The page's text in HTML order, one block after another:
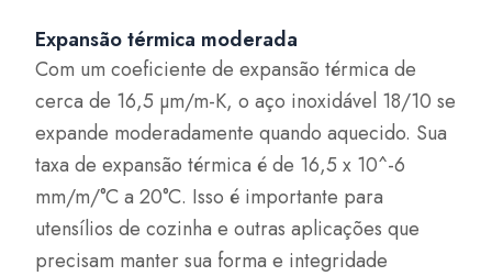
Expansão térmica moderada
Com um coeficiente de expansão térmica de
cerca de 16,5 µm/m-K, o aço inoxidável 18/10 se
expande moderadamente quando aquecido. Sua
taxa de expansão térmica é de 16,5 x 10^-6
mm/m/°C a 20°C. Isso é importante para
utensílios de cozinha e outras aplicações que
precisam manter sua forma e integridade